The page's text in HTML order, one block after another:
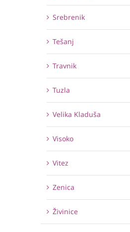
Srebrenik
Tešanj
Travnik
Tuzla
Velika Kladuša
Visoko
Vitez
Zenica
Živinice